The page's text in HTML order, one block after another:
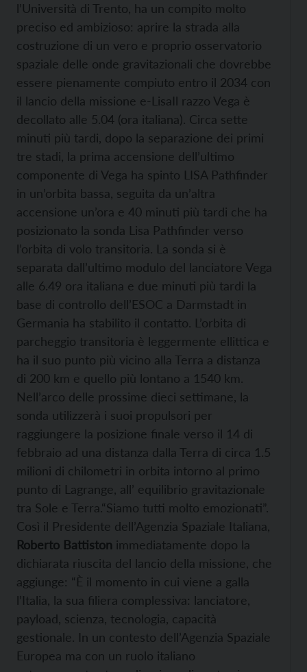
l’Università di Trento, ha un compito molto
preciso ed ambizioso: aprire la strada alla
costruzione di un vero e proprio osservatorio
spaziale delle onde gravitazionali che dovrebbe
essere pienamente compiuto entro il 2034 con
il lancio della missione e-LisaIl razzo Vega è
decollato alle 5.04 (ora italiana). Circa sette
minuti più tardi, dopo la separazione dei primi
tre stadi, la prima accensione dell’ultimo
componente di Vega ha spinto LISA Pathfinder
in un’orbita bassa, seguita da un’altra
accensione un’ora e 40 minuti più tardi che ha
posizionato la sonda Lisa Pathfinder verso
l’orbita di volo transitoria. La sonda si è
separata dall’ultimo modulo del lanciatore Vega
alle 6.49 ora italiana e due minuti più tardi la
base di controllo dell’ESOC a Darmstadt in
Germania ha stabilito il contatto. L’orbita di
parcheggio transitoria è leggermente ellittica e
ha il suo punto più vicino alla Terra a distanza
di 200 km e quello più lontano a 1540 km.
Nell’arco delle prossime dieci settimane, la
sonda utilizzerà i suoi propulsori per
raggiungere la posizione finale verso il 14 di
febbraio ad una distanza dalla Terra di circa 1.5
milioni di chilometri in orbita intorno al primo
punto di Lagrange, all’ equilibrio gravitazionale
tra Sole e Terra.“Siamo tutti molto emozionati”.
Così il Presidente dell’Agenzia Spaziale Italiana,
Roberto Battiston immediatamente dopo la
dichiarata riuscita del lancio della missione, che
aggiunge: “È il momento in cui viene a galla
l’Italia, la sua filiera complessiva: lanciatore,
payload, scienza, tecnologia, capacità
gestionale. In un contesto dell’Agenzia Spaziale
Europea ma con un ruolo italiano